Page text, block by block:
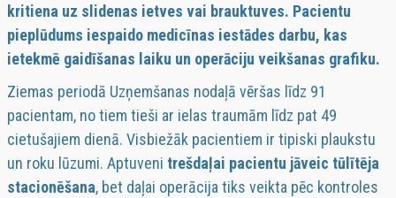
kritiena uz slidenas ietves vai brauktuves. Pacientu
pieplūdums iespaido medicīnas iestādes darbu, kas
ietekmē gaidīšanas laiku un operāciju veikšanas grafiku.
Ziemas periodā Uzņemšanas nodaļā vēršas līdz 91
pacientam, no tiem tieši ar ielas traumām līdz pat 49
cietušajiem dienā. Visbiežāk pacientiem ir tipiski plaukstu
un roku lūzumi. Aptuveni trešdaļai pacientu jāveic tūlītēja
stacionēšana, bet daļai operācija tiks veikta pēc kontroles